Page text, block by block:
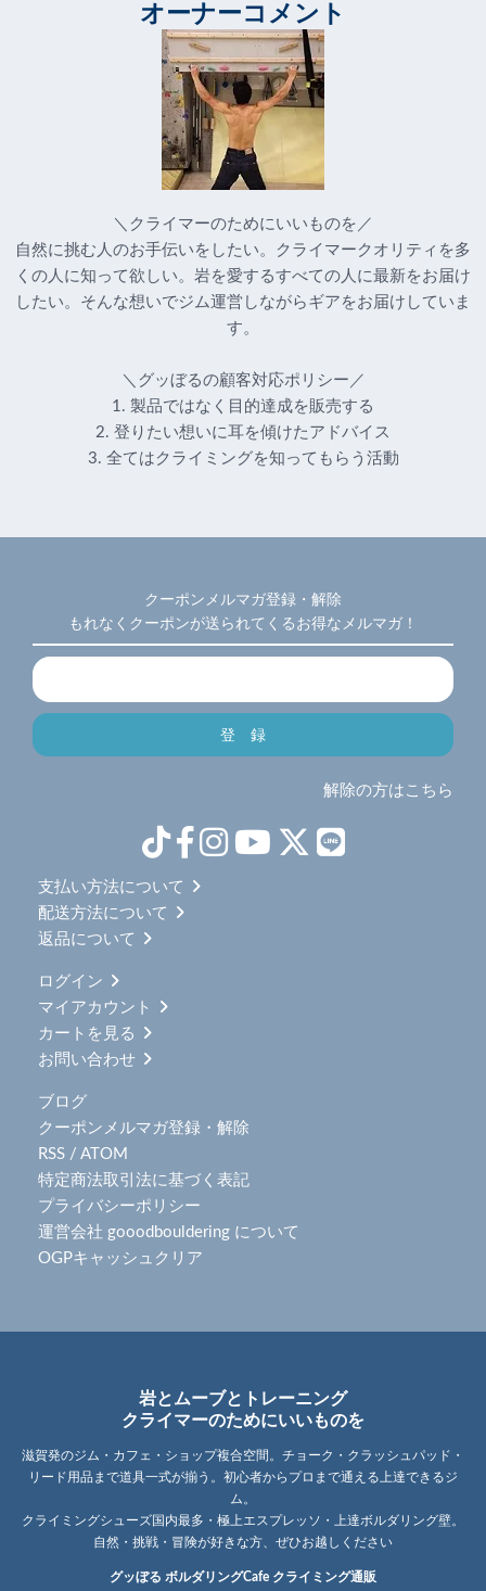
オーナーコメント
＼クライマーのためにいいものを／
自然に挑む人のお手伝いをしたい。クライマークオリティを多
くの人に知って欲しい。岩を愛するすべての人に最新をお届け
したい。そんな想いでジム運営しながらギアをお届けしていま
す。
＼グッぼるの顧客対応ポリシー／
1. 製品ではなく目的達成を販売する
2. 登りたい想いに耳を傾けたアドバイス
3. 全てはクライミングを知ってもらう活動
クーポンメルマガ登録・解除
もれなくクーポンが送られてくるお得なメルマガ！
解除の方はこちら
支払い方法について
配送方法について
返品について
ログイン
マイアカウント
カートを見る
お問い合わせ
ブログ
クーポンメルマガ登録・解除
RSS / ATOM
特定商法取引法に基づく表記
プライバシーポリシー
運営会社 gooodbouldering について
OGPキャッシュクリア
岩とムーブとトレーニング
クライマーのためにいいものを
滋賀発のジム・カフェ・ショップ複合空間。チョーク・クラッシュパッド・
リード用品まで道具一式が揃う。初心者からプロまで通える上達できるジ
ム。
クライミングシューズ国内最多・極上エスプレッソ・上達ボルダリング壁。
自然・挑戦・冒険が好きな方、ぜひお越しください
グッぼる ボルダリングCafe クライミング通販